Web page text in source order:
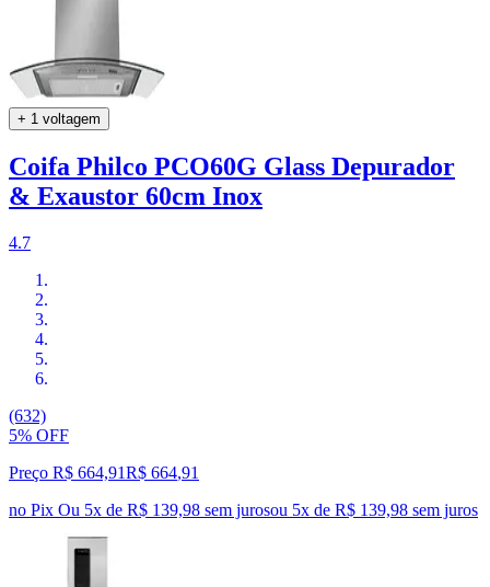
+ 1 voltagem
Coifa Philco PCO60G Glass Depurador
& Exaustor 60cm Inox
4.7
(632)
5% OFF
Preço R$ 664,91R$ 664,91
no Pix Ou 5x de R$ 139,98 sem jurosou 5x de R$ 139,98 sem juros